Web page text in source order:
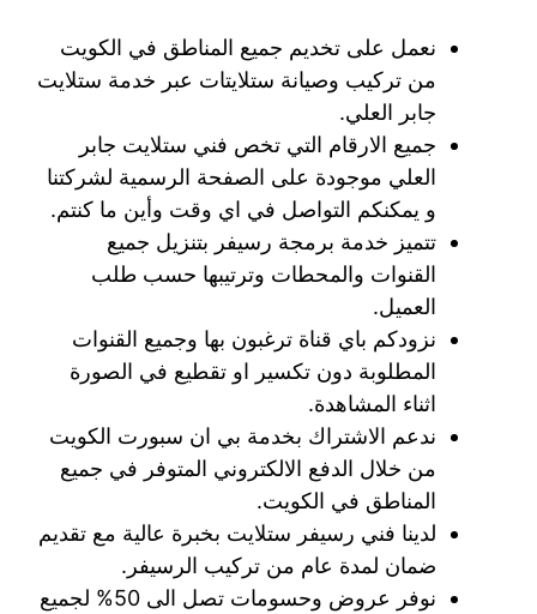
نعمل على تخديم جميع المناطق في الكويت
من تركيب وصيانة ستلايتات عبر خدمة ستلايت
جابر العلي.
جميع الارقام التي تخص فني ستلايت جابر
العلي موجودة على الصفحة الرسمية لشركتنا
و يمكنكم التواصل في اي وقت وأين ما كنتم.
تتميز خدمة برمجة رسيفر بتنزيل جميع
القنوات والمحطات وترتيبها حسب طلب
العميل.
نزودكم باي قناة ترغبون بها وجميع القنوات
المطلوبة دون تكسير او تقطيع في الصورة
اثناء المشاهدة.
ندعم الاشتراك بخدمة بي ان سبورت الكويت
من خلال الدفع الالكتروني المتوفر في جميع
المناطق في الكويت.
لدينا فني رسيفر ستلايت بخبرة عالية مع تقديم
ضمان لمدة عام من تركيب الرسيفر.
نوفر عروض وحسومات تصل الى 50% لجميع